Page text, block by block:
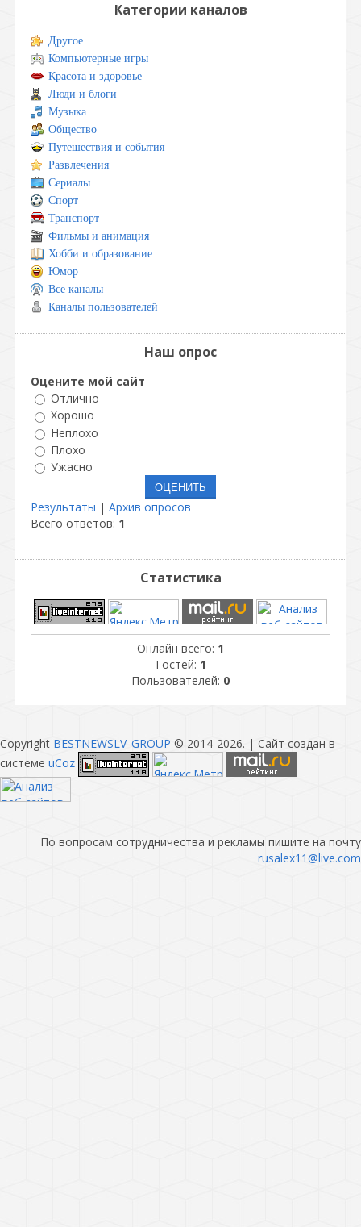
Категории каналов
Другое
Компьютерные игры
Красота и здоровье
Люди и блоги
Музыка
Общество
Путешествия и события
Развлечения
Сериалы
Спорт
Транспорт
Фильмы и анимация
Хобби и образование
Юмор
Все каналы
Каналы пользователей
Наш опрос
Оцените мой сайт
Отлично
Хорошо
Неплохо
Плохо
Ужасно
Результаты | Архив опросов
Всего ответов: 1
Статистика
Онлайн всего: 1
Гостей: 1
Пользователей: 0
Copyright BESTNEWSLV_GROUP © 2014-2026. | Сайт создан в
системе uCoz
По вопросам сотрудничества и рекламы пишите на почту
rusalex11@live.com